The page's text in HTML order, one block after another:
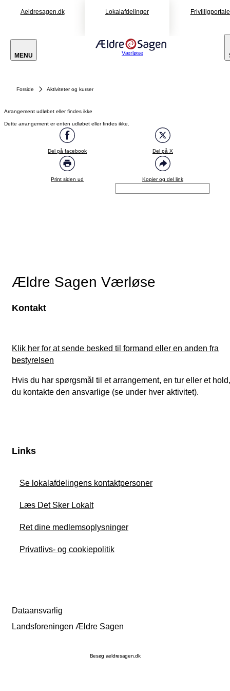
Aeldresagen.dk Lokalafdelinger
MENU Værløse
Forside Aktiviteter og kurser
Arrangement udløbet eller findes ikke
Dette arrangement er enten udløbet eller findes ikke.
Del på facebook Del på X
Print siden ud Kopier og del link
Ældre Sagen Værløse
Kontakt
Klik her for at sende besked til formand eller en anden fra
bestyrelsen
Hvis du har spørgsmål til et arrangement, en tur eller et
du kontakte den ansvarlige (se under hver aktivitet).
Links
Se lokalafdelingens kontaktpersoner
Læs Det Sker Lokalt
Ret dine medlemsoplysninger
Privatlivs- og cookiepolitik
Dataansvarlig
Landsforeningen Ældre Sagen
Besøg aeldresagen.dk